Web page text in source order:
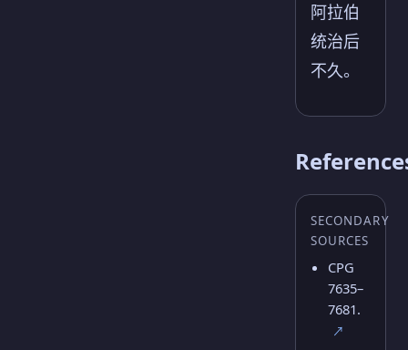
阿拉伯
统治后
不久。
SECONDARY
SOURCES
CPG
7635–
7681.
↗